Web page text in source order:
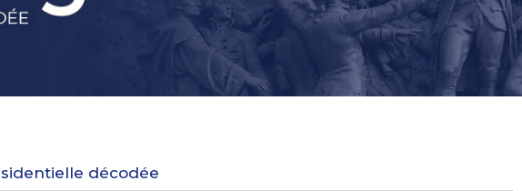
décodée